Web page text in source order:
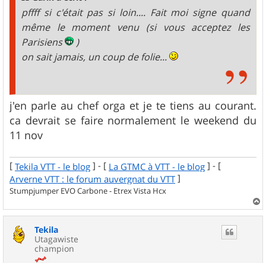
pffff si c'était pas si loin.... Fait moi signe quand
même le moment venu (si vous acceptez les
Parisiens
)
on sait jamais, un coup de folie...
j'en parle au chef orga et je te tiens au courant.
ca devrait se faire normalement le weekend du
11 nov
[ Tekila VTT - le blog ] - [ La GTMC à VTT - le blog ] - [
Arverne VTT : le forum auvergnat du VTT ]
Stumpjumper EVO Carbone - Etrex Vista Hcx
a
Tekila
Utagawiste
champion